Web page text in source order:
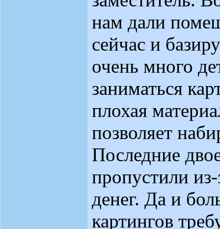
нам дали
сейчас и
очень много
заниматься
плохая
позволяет
Последние
пропустили из-
денег. Да и
картингов